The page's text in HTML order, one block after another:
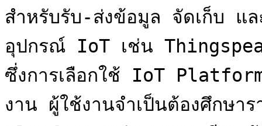
สำหรับรับ-ส่งข้อมูล จัดเก็บ
อุปกรณ์ IoT เช่น
ซึ่งการเลือกใช้ IoT
งาน ผู้ใช้งานจำเป็นต้องศึกษา